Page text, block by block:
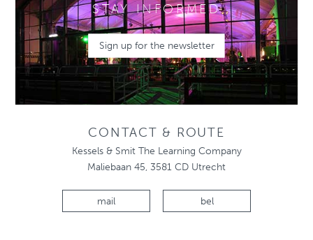
STAY INFORMED
Sign up for the newsletter
CONTACT & ROUTE
Kessels & Smit The Learning Company
Maliebaan 45, 3581 CD Utrecht
mail bel